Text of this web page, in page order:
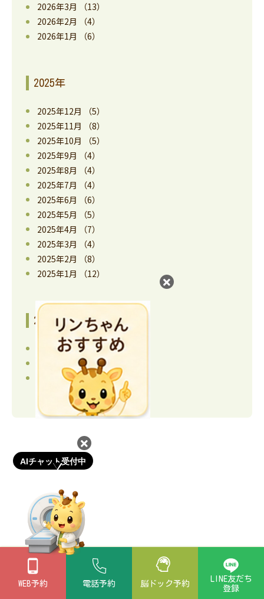
WEB予約 電話予約 脳ドック予約
LINE友だち
登録
2026年3月
（13）
2026年2月
（4）
2026年1月
（6）
2025年
2025年12月
（5）
2025年11月
（8）
2025年10月
（5）
2025年9月
（4）
2025年8月
（4）
2025年7月
（4）
2025年6月
（6）
2025年5月
（5）
2025年4月
（7）
2025年3月
（4）
2025年2月
（8）
2025年1月
（12）
2024年
2024年12月（11）
2024年11月（10）
2024年10月（2）
AIチャット受付中